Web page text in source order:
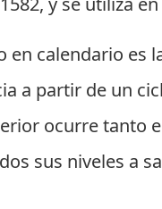
en calendario
a partir de un
ocurre tanto
sus niveles a